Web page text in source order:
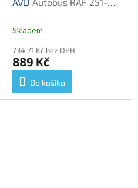
Skladem
734,71 Kč bez DPH
889 Kč
Do košíku